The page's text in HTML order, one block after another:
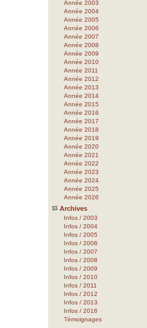
Année 2003
Année 2004
Année 2005
Année 2006
Année 2007
Année 2008
Année 2009
Année 2010
Année 2011
Année 2012
Année 2013
Année 2014
Année 2015
Année 2016
Année 2017
Année 2018
Année 2019
Année 2020
Année 2021
Année 2022
Année 2023
Année 2024
Année 2025
Année 2026
Archives
Infos / 2003
Infos / 2004
Infos / 2005
Infos / 2006
Infos / 2007
Infos / 2008
Infos / 2009
Infos / 2010
Infos / 2011
Infos / 2012
Infos / 2013
Infos / 2016
Témoignages